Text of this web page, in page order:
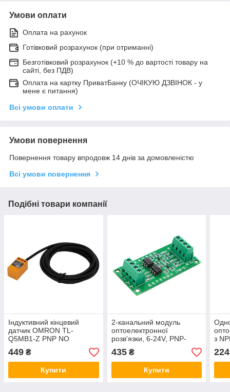
Умови оплати
Оплата на рахунок
Готівковий розрахунок (при отриманні)
Безготівковий розрахунок (+10 % до вартості товару на
сайті, без ПДВ)
Оплата на картку ПриватБанку (ОЧІКУЮ ДЗВІНОК - у
мене є питання)
Всі умови оплати
Умови повернення
Повернення товару впродовж 14 днів за домовленістю
Всі умови повернення
Подібні товари компанії
Індуктивний кінцевий
датчик OMRON TL-
Q5MB1-Z PNP NO
449 ₴
Купити
2-канальний модуль
оптоелектронної
розв'язки, 6-24V, PNP-
435₴
Купити
з
224